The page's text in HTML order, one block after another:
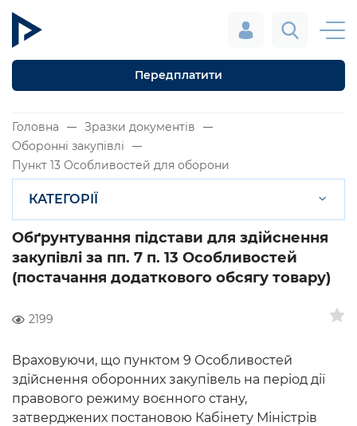
Передплатити
Головна
Зразки документів
Оборонні закупівлі
Пункт 13 Особливостей для оборони
КАТЕГОРІЇ
Обґрунтування підстави для здійснення
закупівлі за пп. 7 п. 13 Особливостей
(постачання додаткового обсягу товару)
2199
Враховуючи, що пунктом 9 Особливостей
здійснення оборонних закупівель на період дії
правового режиму воєнного стану,
затверджених постановою Кабінету Міністрів